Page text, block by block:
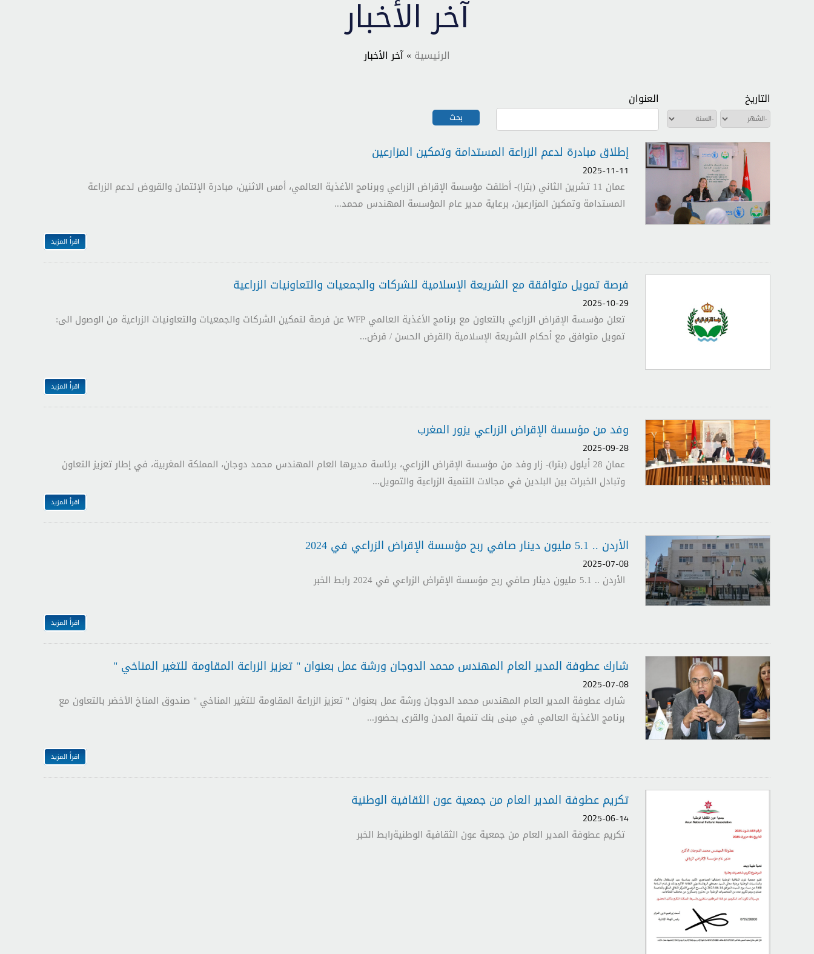
آخر الأخبار
الرئيسية » آخر الأخبار
التاريخ
‏الشهر ‏
‏السنة ‏
العنوان
إطلاق مبادرة لدعم الزراعة المستدامة وتمكين المزارعين
2025-11-11
عمان 11 تشرين الثاني (بترا)- أطلقت مؤسسة الإقراض الزراعي وبرنامج الأغذية العالمي، أمس الاثنين، مبادرة الإئتمان والقروض لدعم الزراعة
المستدامة وتمكين المزارعين، برعاية مدير عام المؤسسة المهندس محمد...
اقرأ المزيد
فرصة تمويل متوافقة مع الشريعة الإسلامية للشركات والجمعيات والتعاونيات الزراعية
2025-10-29
تعلن مؤسسة الإقراض الزراعي بالتعاون مع برنامج الأغذية العالمي WFP عن فرصة لتمكين الشركات والجمعيات والتعاونيات الزراعية من الوصول الى:
تمويل متوافق مع أحكام الشريعة الإسلامية (القرض الحسن / قرض...
اقرأ المزيد
وفد من مؤسسة الإقراض الزراعي يزور المغرب
2025-09-28
عمان 28 أيلول (بترا)- زار وفد من مؤسسة الإقراض الزراعي، برئاسة مديرها العام المهندس محمد دوجان، المملكة المغربية، في إطار تعزيز التعاون
وتبادل الخبرات بين البلدين في مجالات التنمية الزراعية والتمويل...
اقرأ المزيد
الأردن .. 5.1 مليون دينار صافي ربح مؤسسة الإقراض الزراعي في 2024
2025-07-08
الأردن .. 5.1 مليون دينار صافي ربح مؤسسة الإقراض الزراعي في 2024 رابط الخبر
اقرأ المزيد
شارك عطوفة المدير العام المهندس محمد الدوجان ورشة عمل بعنوان " تعزيز الزراعة المقاومة للتغير المناخي "
2025-07-08
شارك عطوفة المدير العام المهندس محمد الدوجان ورشة عمل بعنوان " تعزيز الزراعة المقاومة للتغير المناخي " صندوق المناخ الأخضر بالتعاون مع
برنامج الأغذية العالمي في مبنى بنك تنمية المدن والقرى بحضور...
اقرأ المزيد
تكريم عطوفة المدير العام من جمعية عون الثقافية الوطنية
2025-06-14
تكريم عطوفة المدير العام من جمعية عون الثقافية الوطنيةرابط الخبر